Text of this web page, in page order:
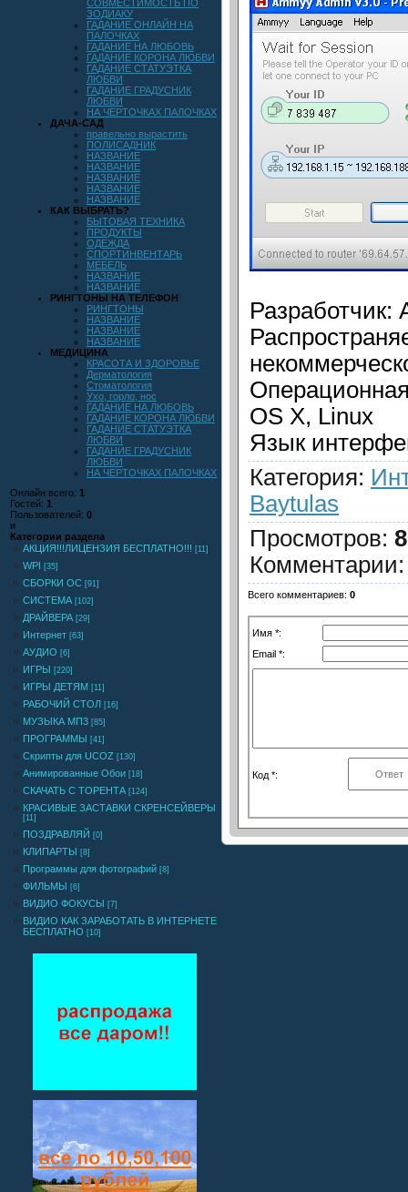
СОВМЕСТИМОСТЬ ПО
ЗОДИАКУ
ГАДАНИЕ ОНЛАЙН НА
ПАЛОЧКАХ
ГАДАНИЕ НА ЛЮБОВЬ
ГАДАНИЕ КОРОНА ЛЮБВИ
ГАДАНИЕ СТАТУЭТКА
ЛЮБВИ
ГАДАНИЕ ГРАДУСНИК
ЛЮБВИ
НА ЧЕРТОЧКАХ ПАЛОЧКАХ
ДАЧА-САД
правельно вырастить
ПОЛИСАДНИК
НАЗВАНИЕ
НАЗВАНИЕ
НАЗВАНИЕ
НАЗВАНИЕ
НАЗВАНИЕ
КАК ВЫБРАТЬ?
БЫТОВАЯ ТЕХНИКА
ПРОДУКТЫ
ОДЕЖДА
СПОРТИНВЕНТАРЬ
МЕБЕЛЬ
НАЗВАНИЕ
НАЗВАНИЕ
РИНГТОНЫ НА ТЕЛЕФОН
РИНГТОНЫ
НАЗВАНИЕ
НАЗВАНИЕ
НАЗВАНИЕ
МЕДИЦИНА
КРАСОТА И ЗДОРОВЬЕ
Дерматология
Стоматология
Ухо, горло, нос
ГАДАНИЕ НА ЛЮБОВЬ
ГАДАНИЕ КОРОНА ЛЮБВИ
ГАДАНИЕ СТАТУЭТКА
ЛЮБВИ
ГАДАНИЕ ГРАДУСНИК
ЛЮБВИ
НА ЧЕРТОЧКАХ ПАЛОЧКАХ
Онлайн всего: 1
Гостей: 1
Пользователей: 0
и
Категории раздела
АКЦИЯ!!!ЛИЦЕНЗИЯ БЕСПЛАТНО!!! [11]
WPI [35]
СБОРКИ ОС [91]
СИСТЕМА [102]
ДРАЙВЕРА [29]
Интернет [63]
АУДИО [6]
ИГРЫ [220]
ИГРЫ ДЕТЯМ [11]
РАБОЧИЙ СТОЛ [16]
МУЗЫКА МП3 [85]
ПРОГРАММЫ [41]
Скрипты для UCOZ [130]
Анимированные Обои [18]
СКАЧАТЬ С ТОРЕНТА [124]
КРАСИВЫЕ ЗАСТАВКИ СКРЕНСЕЙВЕРЫ
[11]
ПОЗДРАВЛЯЙ [0]
КЛИПАРТЫ [8]
Программы для фотографий [8]
ФИЛЬМЫ [6]
ВИДИО ФОКУСЫ [7]
ВИДИО КАК ЗАРАБОТАТЬ В ИНТЕРНЕТЕ
БЕСПЛАТНО [10]
Разработчик:
OS X, Linux
Язык
Категория:
Baytulas
Просмотров:
Комментарии
Всего комментариев: 0
Имя *:
Email *:
Код *: